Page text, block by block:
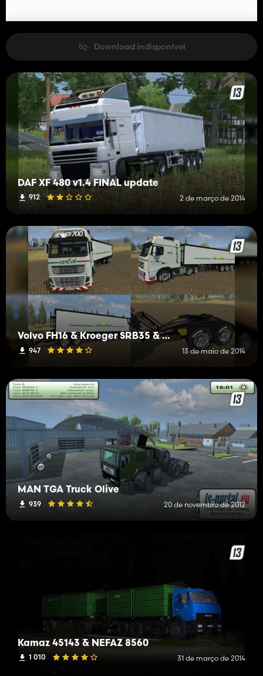
Download indisponível
DAF XF 480 v1.4 FINAL update
912 2 de março de 2014
Volvo FH16 & Kroeger SRB35 & SigaDUO uneal
947 13 de maio de 2014
MAN TGA Truck Olive
939 20 de novembro de 2012
Kamaz 45143 & NEFAZ 8560
1 010 31 de março de 2014